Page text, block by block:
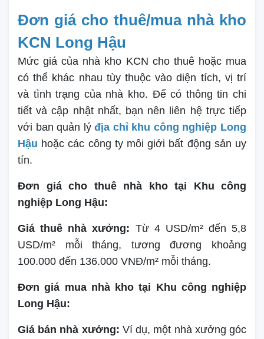
Đơn giá cho thuê/mua nhà kho
KCN Long Hậu
Mức giá của nhà kho KCN cho thuê hoặc mua
có thể khác nhau tùy thuộc vào diện tích, vị trí
và tình trạng của nhà kho. Để có thông tin chi
tiết và cập nhật nhất, bạn nên liên hệ trực tiếp
với ban quản lýđịa chỉ khu công nghiệp Long
Hậu hoặc các công ty môi giới bất động sản uy
tín.
Đơn giá cho thuê nhà kho tại Khu công
nghiệp Long Hậu:
Giá thuê nhà xưởng: Từ 4 USD/m² đến 5,8
USD/m² mỗi tháng, tương đương khoảng
100.000 đến 136.000 VNĐ/m² mỗi tháng.
Đơn giá mua nhà kho tại Khu công nghiệp
Long Hậu:
Giá bán nhà xưởng: Ví dụ, một nhà xưởng góc